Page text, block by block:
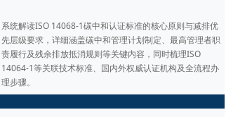
系统解读ISO 14068-1碳中和认证标准的核心原则与减排优
先层级要求，详细涵盖碳中和管理计划制定、最高管理者职
责履行及残余排放抵消规则等关键内容，同时梳理ISO
14064-1等关联技术标准、国内外权威认证机构及全流程办
理步骤。